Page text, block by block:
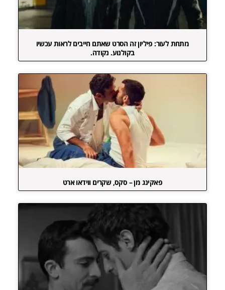
מתחת לעור: פיליון זה הסרט שאתם חייבים לראות עכשיו
בקולנוע. נקודה.
פאקינג מן – סקס, שקרים ווידאו ארט